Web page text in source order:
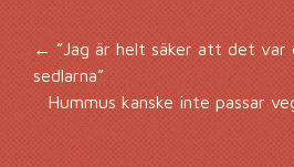
←”Jag är helt säker att det var
sedlarna”
Hummus kanske inte passar